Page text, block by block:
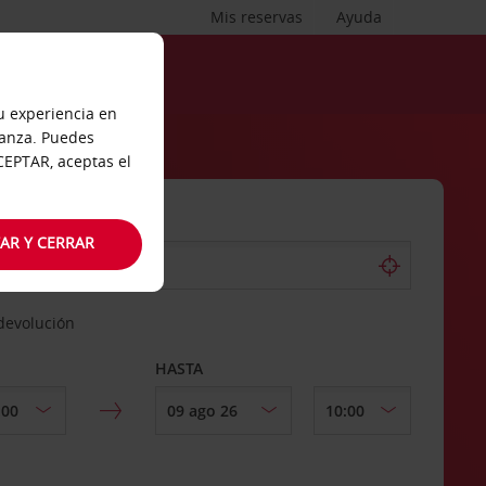
Ayuda
Mis reservas
HASTA
experiencia en
Puedes
aceptas el
Y CERRAR